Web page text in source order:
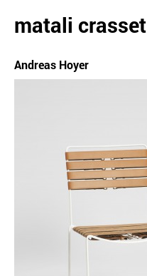
matali crasset
Andreas Hoyer